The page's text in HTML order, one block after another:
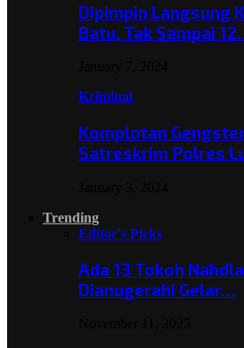
Dipimpin Langsung
Batu, Tak Sampai
Kriminal
Komplotan
Satreskrim Polres
Trending
Editor's Picks
Ada 13 Tokoh
Dianugerahi Gelar…